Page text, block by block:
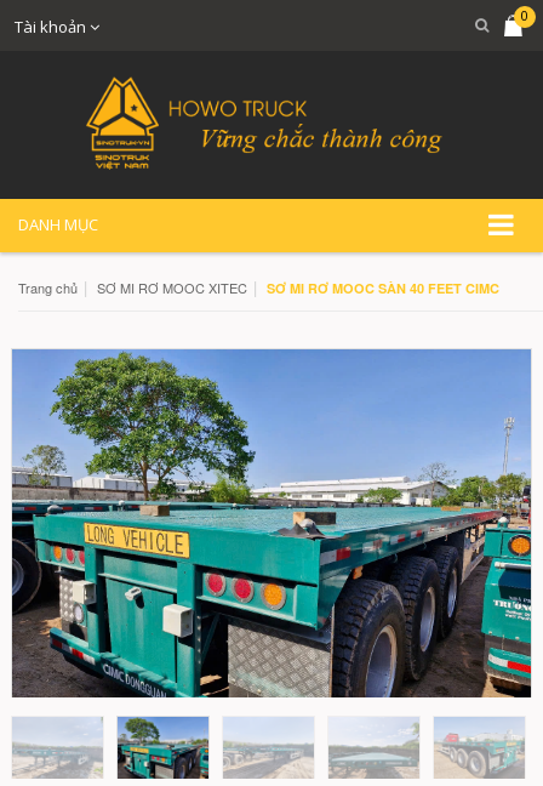
Tài khoản
0
DANH MỤC
Trang chủ | SƠ MI RƠ MOOC XITEC | SƠ MI RƠ MOOC SÀN 40 FEET CIMC
Di chuột vào ảnh để xem chi tiết